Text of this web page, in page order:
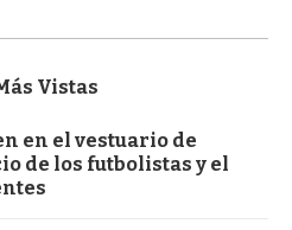
Vistas
en el vestuario de
de los futbolistas y el